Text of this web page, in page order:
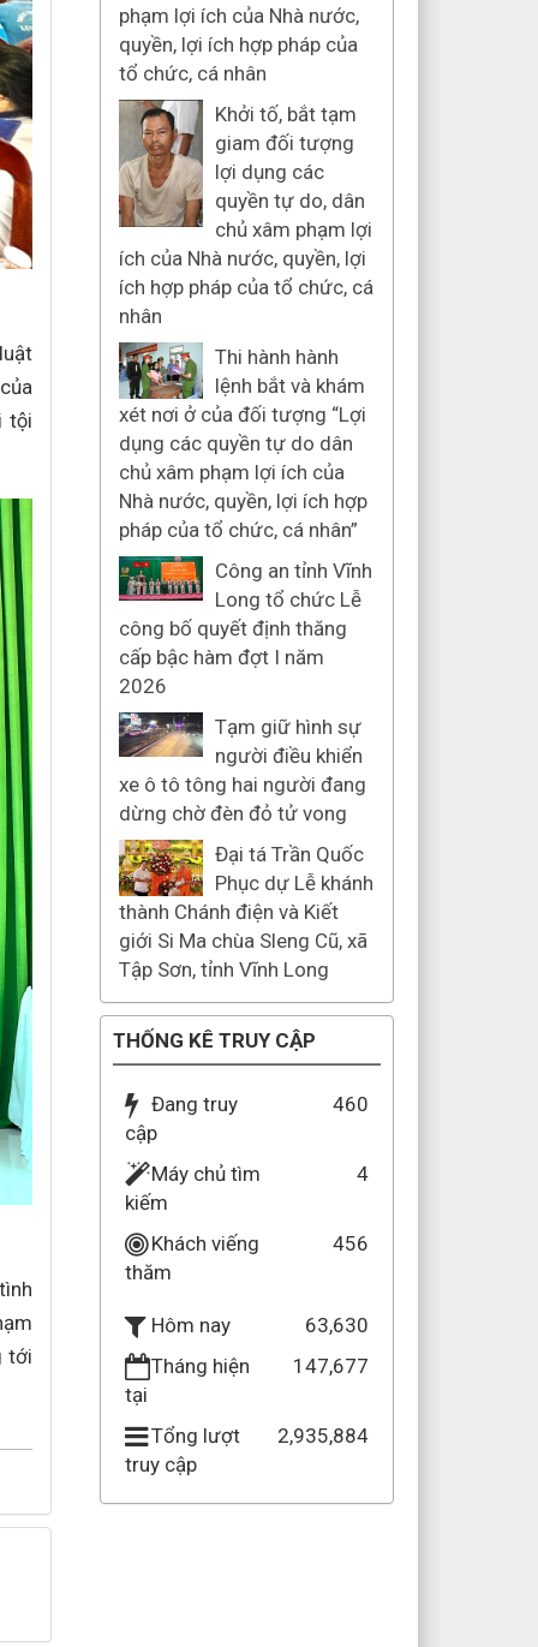
tội
tới
phạm lợi ích của Nhà nước,
quyền, lợi ích hợp pháp của
tổ chức, cá nhân
Khởi tố, bắt tạm
giam đối tượng
lợi dụng các
quyền tự do, dân
chủ xâm phạm lợi
ích của Nhà nước, quyền, lợi
ích hợp pháp của tổ chức, cá
nhân
Thi hành hành
lệnh bắt và khám
xét nơi ở của đối tượng “Lợi
dụng các quyền tự do dân
chủ xâm phạm lợi ích của
Nhà nước, quyền, lợi ích hợp
pháp của tổ chức, cá nhân”
Công an tỉnh Vĩnh
Long tổ chức Lễ
công bố quyết định thăng
cấp bậc hàm đợt I năm
2026
Tạm giữ hình sự
người điều khiển
xe ô tô tông hai người đang
dừng chờ đèn đỏ tử vong
Đại tá Trần Quốc
Phục dự Lễ khánh
thành Chánh điện và Kiết
giới Si Ma chùa Sleng Cũ, xã
Tập Sơn, tỉnh Vĩnh Long
THỐNG KÊ TRUY CẬP
Đang truy
cập
460
Máy chủ tìm
kiếm
4
Khách viếng
thăm
456
Hôm nay
63,630
Tháng hiện
tại
147,677
Tổng lượt
truy cập
2,935,884